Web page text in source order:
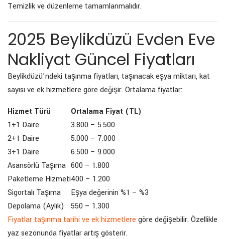
Temizlik ve düzenleme tamamlanmalıdır.
2025 Beylikdüzü Evden Eve
Nakliyat Güncel Fiyatları
Beylikdüzü’ndeki taşınma fiyatları, taşınacak eşya miktarı, kat
sayısı ve ek hizmetlere göre değişir. Ortalama fiyatlar:
Hizmet Türü
Ortalama Fiyat (TL)
1+1 Daire
3.800 – 5.500
2+1 Daire
5.000 – 7.000
3+1 Daire
6.500 – 9.000
Asansörlü Taşıma 600 – 1.800
Paketleme Hizmeti400 – 1.200
Sigortalı Taşıma
Eşya değerinin %1 – %3
Depolama (Aylık)
550 – 1.300
Fiyatlar taşınma tarihi ve ek hizmetlere göre değişebilir. Özellikle
yaz sezonunda fiyatlar artış gösterir.